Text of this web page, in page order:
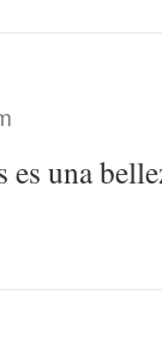
es una